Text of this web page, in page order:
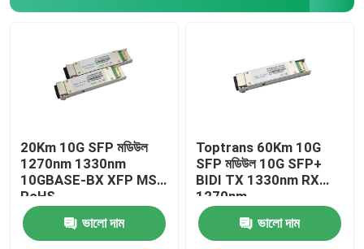
20Km 10G SFP মডিউল
1270nm 1330nm
10GBASE-BX XFP MSA
RoHS
ভালো দাম
Toptrans 60Km 10G
SFP মডিউল 10G SFP+
BIDI TX 1330nm RX
1270nm
ভালো দাম